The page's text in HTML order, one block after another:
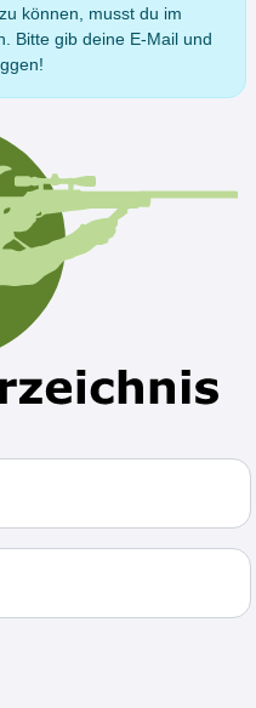
können, musst du im
Bitte gib deine E-Mail und